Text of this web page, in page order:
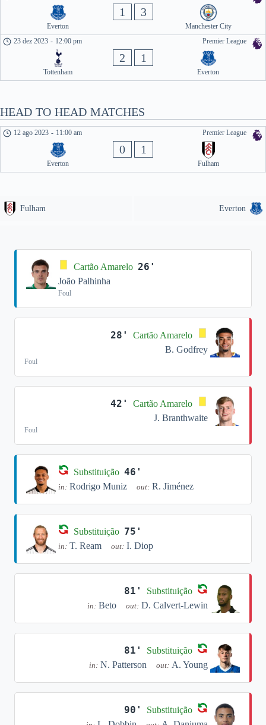
Everton
1 3
Manchester City
Premier League
23 dez 2023 - 12:00 pm
Tottenham
2 1
Everton
HEAD TO HEAD MATCHES
Premier League
12 ago 2023 - 11:00 am
Everton
0 1
Fulham
Fulham Everton
Cartão Amarelo 26'
João Palhinha
Foul
28'
Cartão Amarelo
B. Godfrey
Foul
42'
Cartão Amarelo
J. Branthwaite
Foul
Substituição 46'
in: Rodrigo Muniz out: R. Jiménez
Substituição 75'
in: T. Ream out: I. Diop
81' Substituição
in: Beto out: D. Calvert-Lewin
81' Substituição
in: N. Patterson out: A. Young
90' Substituição